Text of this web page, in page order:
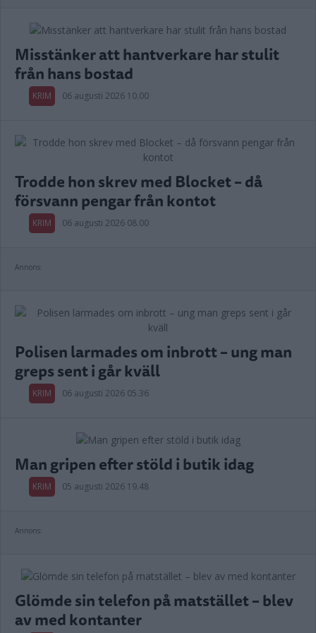
Misstänker att hantverkare har stulit
från hans bostad
KRIM 06 augusti 2026 10.00
Trodde hon skrev med Blocket – då
försvann pengar från kontot
KRIM 06 augusti 2026 08.00
Annons:
Polisen larmades om inbrott – ung man
greps sent i går kväll
KRIM 06 augusti 2026 05.36
Man gripen efter stöld i butik idag
KRIM 05 augusti 2026 19.48
Annons:
Glömde sin telefon på matstället – blev
av med kontanter